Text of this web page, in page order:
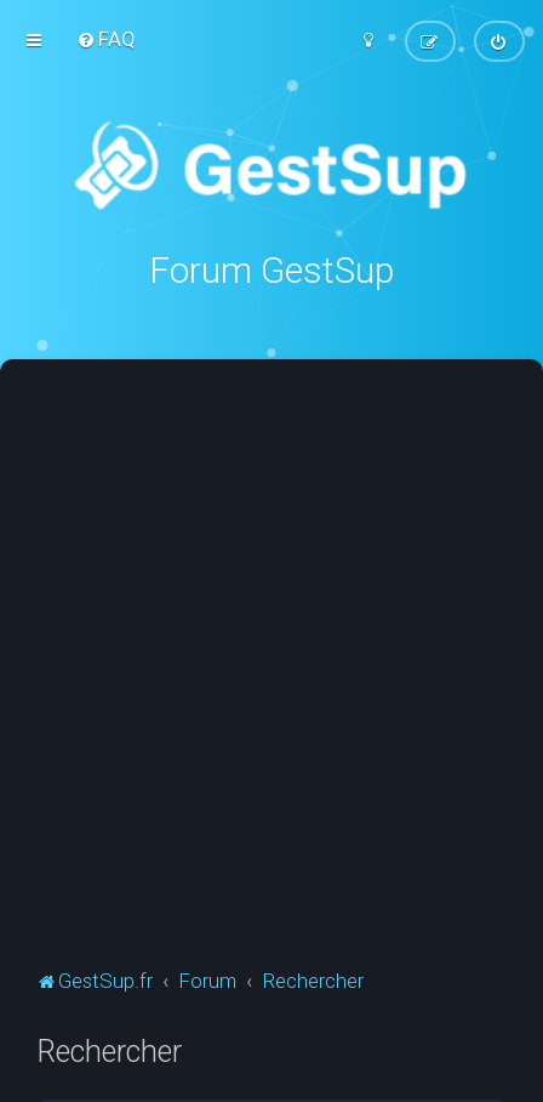
FAQ
Forum GestSup
GestSup.fr Forum Rechercher
Rechercher